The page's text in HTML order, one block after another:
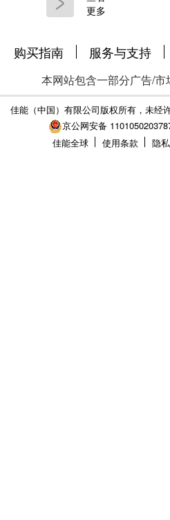
更多
购买指南 服务与支持
本网站包含一部分广告/
佳能（中国）有限公司版权所有，未经
京公网安备
佳能全球
使用条款 隐